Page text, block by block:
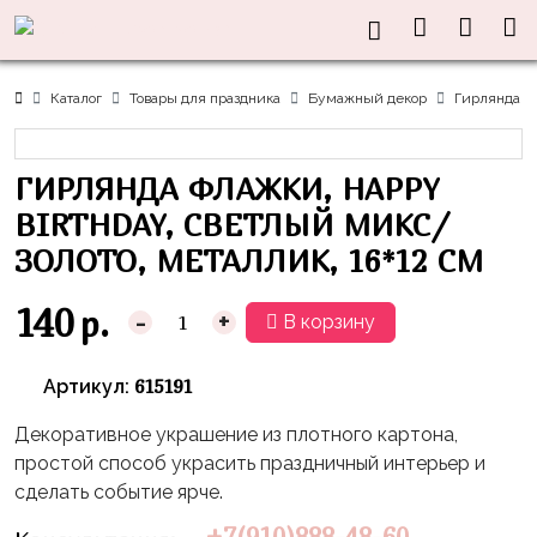
Каталог Товары для праздника Бумажный декор Гирлянда
ГИРЛЯНДА ФЛАЖКИ, HAPPY
BIRTHDAY, СВЕТЛЫЙ МИКС/
ЗОЛОТО, МЕТАЛЛИК, 16*12 СМ
140 р. - + В корзину
Артикул: 615191
Декоративное украшение из плотного картона,
простой способ украсить праздничный интерьер и
сделать событие ярче.
консультация?
Акции
Каталог
Латексные
шары
без
рисунка
Латексные
шары
рисунком
Фольгированные
сердца/
звёзды
Праздники
8
марта
23
февраля,
Я
Рождения
Тематики
Оранжевая
Корова
Маша
и
Синий
Пикачу
Леди
Информация
О нас
Доставка
и оплата
Контакты
Скидки
Контакты
48-
60